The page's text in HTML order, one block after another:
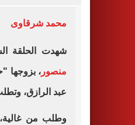
محمد شرقاوى
شهدت الحلقة
منصور ، بزوجها
عبد الرازق،
وطلب من